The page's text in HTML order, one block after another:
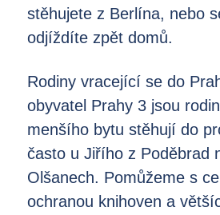
stěhujete z Berlína, nebo
odjíždíte zpět domů.
Rodiny vracející se do
obyvatel Prahy 3 jsou
menšího bytu stěhují do
často u Jiřího z Poděbrad
Olšanech. Pomůžeme s
ochranou knihoven a